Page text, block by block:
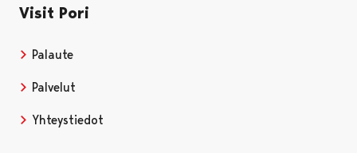
Visit Pori
Palaute
Palvelut
Yhteystiedot